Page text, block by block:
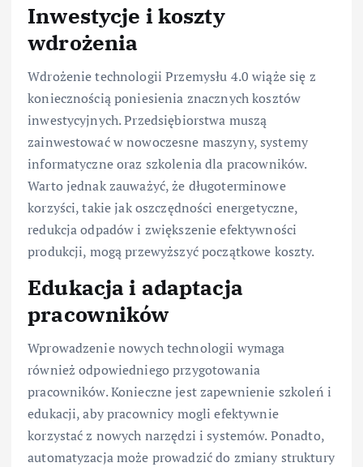
Inwestycje i koszty
wdrożenia
Wdrożenie technologii Przemysłu 4.0 wiąże się z
koniecznością poniesienia znacznych kosztów
inwestycyjnych. Przedsiębiorstwa muszą
zainwestować w nowoczesne maszyny, systemy
informatyczne oraz szkolenia dla pracowników.
Warto jednak zauważyć, że długoterminowe
korzyści, takie jak oszczędności energetyczne,
redukcja odpadów i zwiększenie efektywności
produkcji, mogą przewyższyć początkowe koszty.
Edukacja i adaptacja
pracowników
Wprowadzenie nowych technologii wymaga
również odpowiedniego przygotowania
pracowników. Konieczne jest zapewnienie szkoleń i
edukacji, aby pracownicy mogli efektywnie
korzystać z nowych narzędzi i systemów. Ponadto,
automatyzacja może prowadzić do zmiany struktury